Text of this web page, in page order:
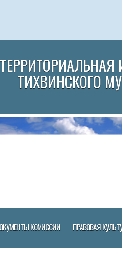
ТИХВИНСКОГО
КОМИССИИ ПРАВОВАЯ